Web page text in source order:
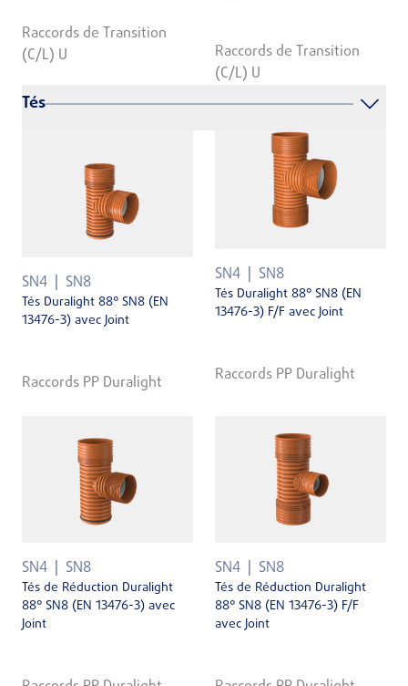
Raccords de Transition
(C/L) U
Raccords de Transition
(C/L) U
Tés
SN4 SN8
Tés Duralight 88° SN8 (EN
13476-3) avec Joint
Raccords PP Duralight
SN4 SN8
Tés Duralight 88° SN8 (EN
13476-3) F/F avec Joint
Raccords PP Duralight
SN4 SN8
Tés de Réduction Duralight
88° SN8 (EN 13476-3) avec
Joint
SN4 SN8
Tés de Réduction Duralight
88° SN8 (EN 13476-3) F/F
avec Joint